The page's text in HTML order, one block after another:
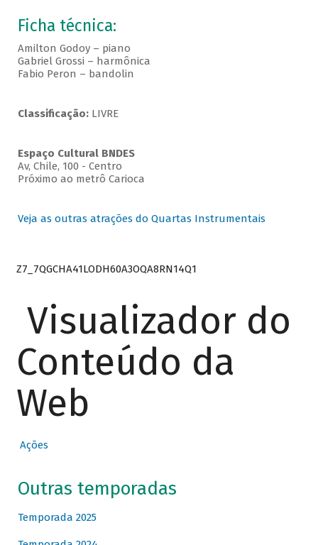
Ficha técnica:
Amilton Godoy – piano
Gabriel Grossi – harmônica
Fabio Peron – bandolin
Classificação:LIVRE
Espaço Cultural BNDES
Av, Chile, 100 - Centro
Próximo ao metrô Carioca
Veja as outras atrações do Quartas Instrumentais
Z7_7QGCHA41LODH60A3OQA8RN14Q1
Visualizador do
Conteúdo da
Web
Ações
Outras temporadas
Temporada 2025